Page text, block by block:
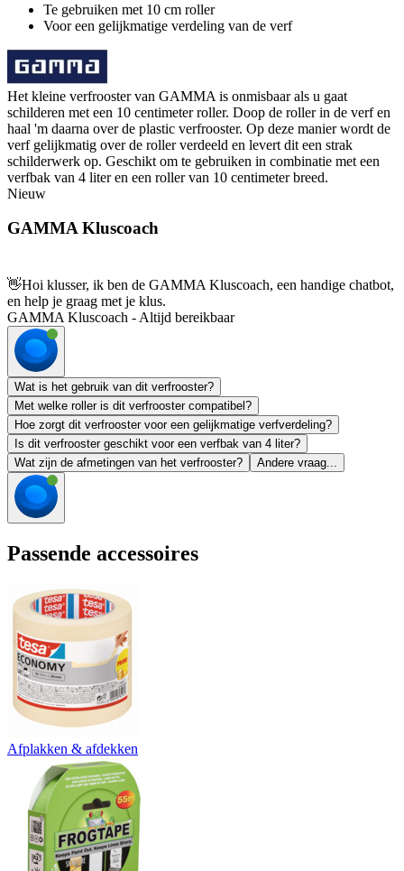
Te gebruiken met 10 cm roller
Voor een gelijkmatige verdeling van de verf
Het kleine verfrooster van GAMMA is onmisbaar als u gaat
schilderen met een 10 centimeter roller. Doop de roller in de verf en
haal 'm daarna over de plastic verfrooster. Op deze manier wordt de
verf gelijkmatig over de roller verdeeld en levert dit een strak
schilderwerk op. Geschikt om te gebruiken in combinatie met een
verfbak van 4 liter en een roller van 10 centimeter breed.
Nieuw
GAMMA Kluscoach
👋Hoi klusser, ik ben de GAMMA Kluscoach, een handige chatbot,
en help je graag met je klus.
GAMMA Kluscoach - Altijd bereikbaar
Wat is het gebruik van dit verfrooster?
Met welke roller is dit verfrooster compatibel?
Hoe zorgt dit verfrooster voor een gelijkmatige verfverdeling?
Is dit verfrooster geschikt voor een verfbak van 4 liter?
Wat zijn de afmetingen van het verfrooster?
Andere vraag...
Passende accessoires
Afplakken & afdekken